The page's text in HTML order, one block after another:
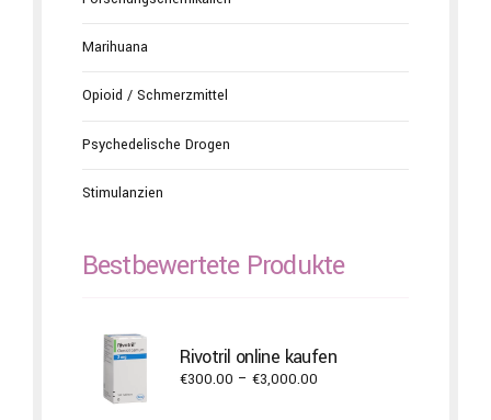
Marihuana
Opioid / Schmerzmittel
Psychedelische Drogen
Stimulanzien
Bestbewertete Produkte
Rivotril online kaufen
€300.00 – €3,000.00